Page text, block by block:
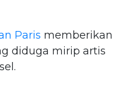
Paris memberikan
diduga mirip artis